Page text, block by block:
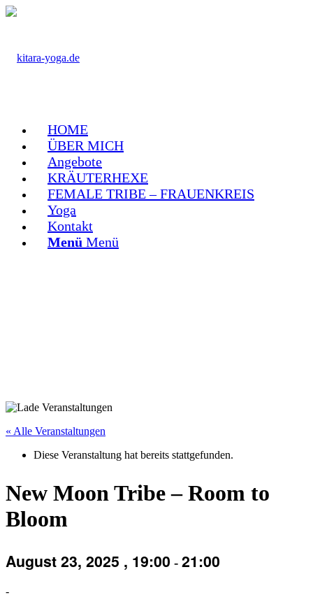
HOME
ÜBER MICH
Angebote
KRÄUTERHEXE
FEMALE TRIBE – FRAUENKREIS
Yoga
Kontakt
Menü Menü
« Alle Veranstaltungen
Diese Veranstaltung hat bereits stattgefunden.
New Moon Tribe – Room to
Bloom
August 23, 2025 , 19:00 - 21:00
-